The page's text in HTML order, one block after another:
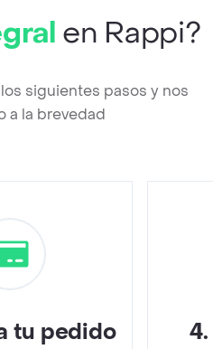
en Rappi?
siguientes pasos y nos
a la brevedad
tu pedido 4.